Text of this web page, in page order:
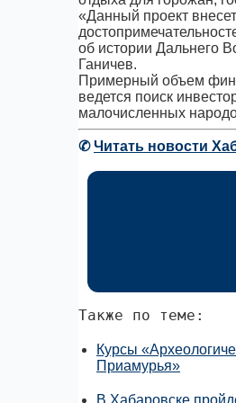
«Данный проект
об истории Дальнего
Ганичев.
Примерный объем
ведется поиск
малочисленных
✆Читать новости
Также по теме:
Курсы
Приамурья»
В Хабаровске